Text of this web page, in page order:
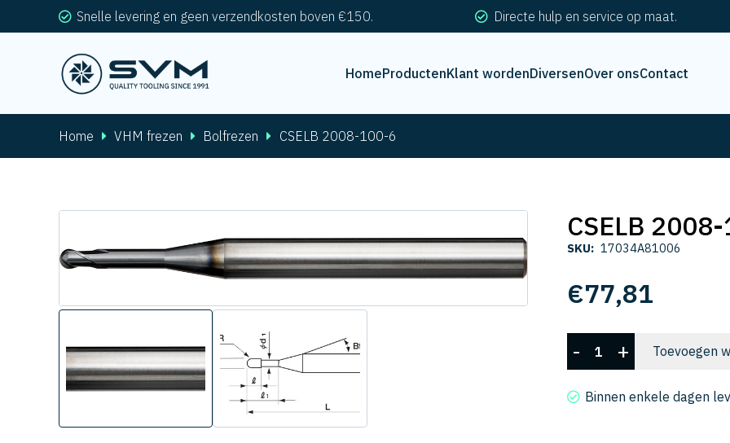
Snelle levering en geen verzendkosten boven €150. Directe hulp en service op maat.
HomeProductenKlant wordenDiversenOver onsContact
Home VHM frezen Bolfrezen CSELB 2008-100-6
CSELB
SKU: 17034A81006
€77,81
CSELB
2008-
100-
- + Toevoegen
Binnen enkele dagen